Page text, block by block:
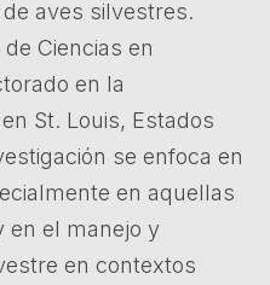
aves silvestres.
Ciencias en
en la
St. Louis, Estados
se enfoca en
en aquellas
en el manejo y
en contextos